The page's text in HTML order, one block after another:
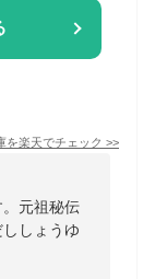
を楽天でチェック >>
元祖秘伝
しょうゆ